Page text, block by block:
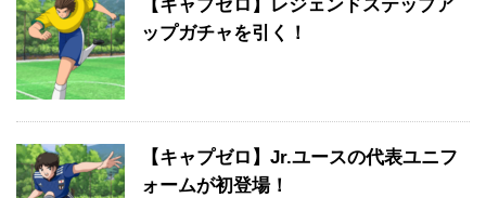
【キャプゼロ】レジェンドステップア
ップガチャを引く！
【キャプゼロ】Jr.ユースの代表ユニフ
ォームが初登場！